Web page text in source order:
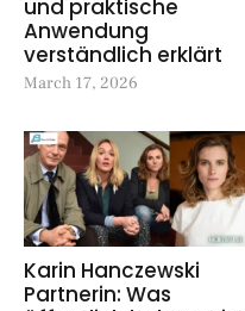
und praktische
Anwendung
verständlich erklärt
March 17, 2026
Karin Hanczewski
Partnerin: Was